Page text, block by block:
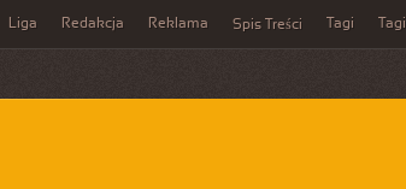
Liga Redakcja Reklama Spis Treści Tagi Tagi